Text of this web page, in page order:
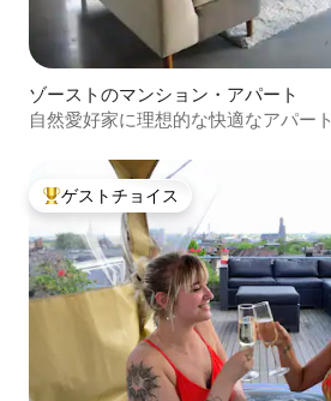
ゾーストのマンション・アパート
自然愛好家に理想的な快適なアパート
大好評のゲストチョイスです。
ゲストチョイス